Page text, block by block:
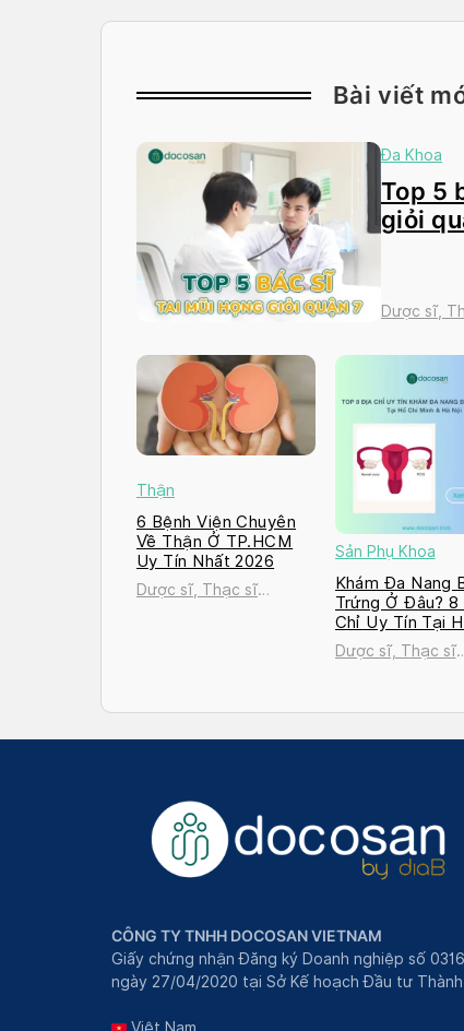
Bài viết
Đa Khoa
Top 5
giỏi
Dược sĩ,
Thận
6 Bệnh Viện Chuyên
Về Thận Ở TP.HCM
Uy Tín Nhất 2026
Dược sĩ, Thạc sĩ
Sản Phụ Khoa
Khám Đa Nang
Trứng Ở Đâu? 8
Chỉ Uy Tín Tại
và Hà Nội 2026
Dược sĩ, Thạc sĩ
CÔNG TY TNHH DOCOSAN VIETNAM
Giấy chứng nhận Đăng ký Doanh nghiệp số
ngày 27/04/2020 tại Sở Kế hoạch Đầu tư Thành